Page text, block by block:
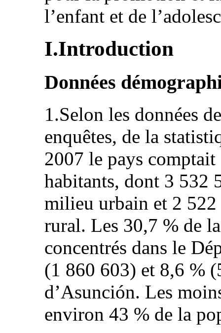
l’enfant et de
I.Introduction
Données
1.Selon les données
enquêtes, de la
2007 le pays
habitants, dont 3 532
milieu urbain et 2
rural. Les 30,7 % de
concentrés dans le
(1 860 603) et 8,6 %
d’Asunción. Les
environ 43 % de la